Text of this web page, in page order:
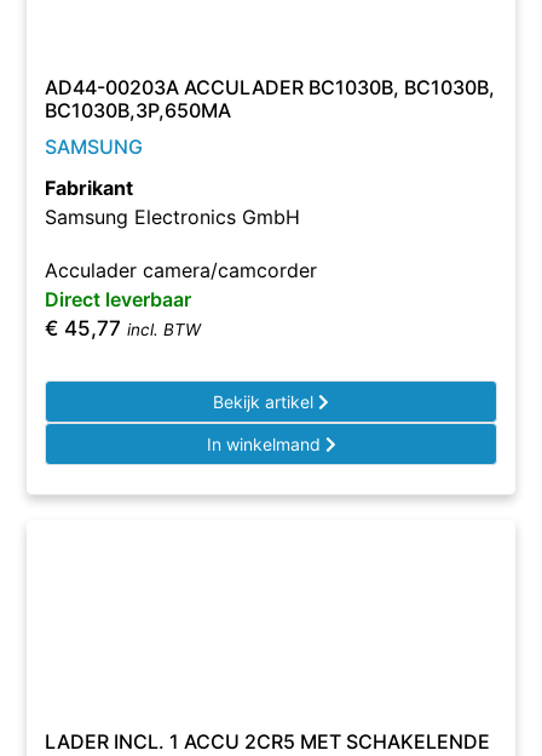
AD44-00203A ACCULADER BC1030B, BC1030B,
BC1030B,3P,650MA
SAMSUNG
Fabrikant
Samsung Electronics GmbH
Acculader camera/camcorder
Direct leverbaar
€ 45,77 incl. BTW
Bekijk artikel
In winkelmand
LADER INCL. 1 ACCU 2CR5 MET SCHAKELENDE